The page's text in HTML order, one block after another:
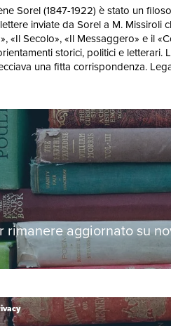
Sorel (1847-1922) è stato un
inviate da Sorel a M. Missiroli
«Il Secolo», «Il Messaggero» e il
storici, politici e
una fitta corrispondenza.
aggiornato su